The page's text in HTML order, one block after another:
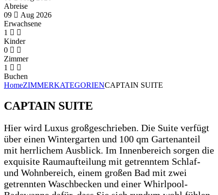
Abreise
09
Aug 2026
Erwachsene
1
Kinder
0
Zimmer
1
Buchen
HomeZIMMERKATEGORIENCAPTAIN SUITE
CAPTAIN SUITE
Hier wird Luxus großgeschrieben. Die Suite verfügt
über einen Wintergarten und 100 qm Gartenanteil
mit herrlichem Ausblick. Im Innenbereich sorgen die
exquisite Raumaufteilung mit getrenntem Schlaf-
und Wohnbereich, einem großen Bad mit zwei
getrennten Waschbecken und einer Whirlpool-